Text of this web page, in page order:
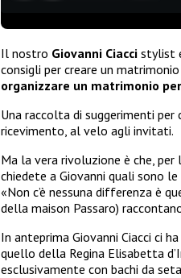
Il nostro Giovanni Ciacci stylist
consigli per creare un
organizzare un matrimonio
Una raccolta di suggerimenti
ricevimento, al velo agli invitati.
Ma la vera rivoluzione è che,
chiedete a Giovanni quali sono
«Non c’è nessuna differenza è
della maison Passaro)
In anteprima Giovanni Ciacci ci
quello della Regina Elisabetta
esclusivamente con bachi da